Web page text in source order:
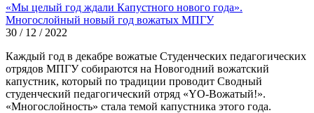
«Мы целый год ждали Капустного нового года».
Многослойный новый год вожатых МПГУ
30 / 12 / 2022
Каждый год в декабре вожатые Студенческих педагогических
отрядов МПГУ собираются на Новогодний вожатский
капустник, который по традиции проводит Сводный
студенческий педагогический отряд «YO-Вожатый!».
«Многослойность» стала темой капустника этого года.